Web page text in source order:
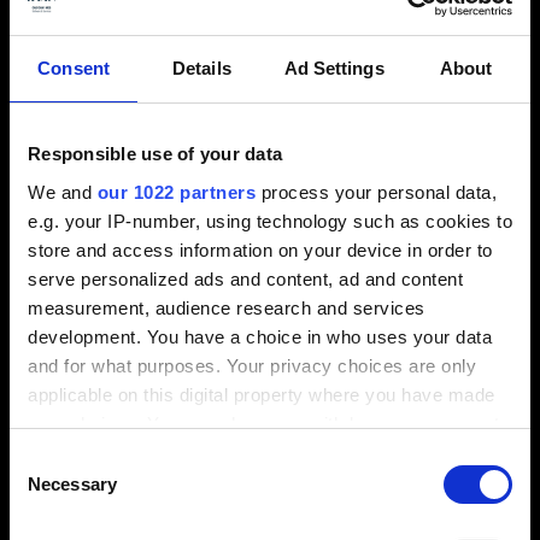
Consent Details Ad Settings About
Responsible use of your data
We and our 1022 partners process your personal data,
e.g. your IP-number, using technology such as cookies to
store and access information on your device in order to
serve personalized ads and content, ad and content
measurement, audience research and services
development. You have a choice in who uses your data
and for what purposes. Your privacy choices are only
applicable on this digital property where you have made
your choices. You can change or withdraw your consent
the Privacy trigger icon.
Selection
Necessary
Übergänge mit sehr guten Ergebnissen bearbeitet
werden können. Grundsätzlich gilt natürlich, dass
gute Ergebnisse nur mit guten Werkzeugmaschinen
erzielt werden können.
Schlichten klassisch und modern: 1-mm- Kugelfräser